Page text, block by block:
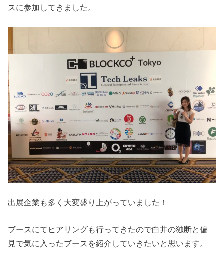
スに参加してきました。
出展企業も多く大変盛り上がっていました！
ブースにてヒアリングも行ってきたので白井の独断と偏
見で気に入ったブースを紹介していきたいと思います。